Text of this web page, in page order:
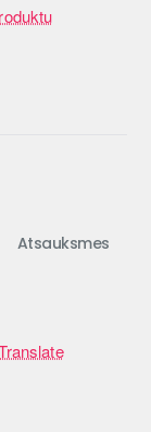
Atsauksmes